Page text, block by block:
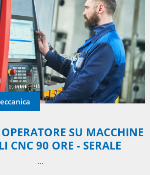
SU MACCHINE
CNC 90 ORE - SERALE
...